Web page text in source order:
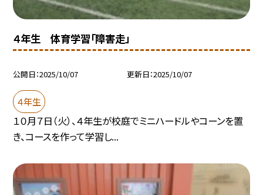
４年生 体育学習「障害走」
公開日 2025/10/07 更新日 2025/10/07
４年生
１０月７日（火）、４年生が校庭でミニハードルやコーンを置
き、コースを作って学習し...